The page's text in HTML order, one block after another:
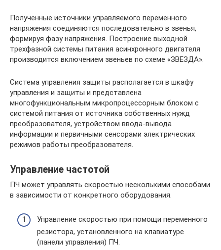
Полученные источники управляемого переменного
напряжения соединяются последовательно в звенья,
формируя фазу напряжения. Построение выходной
трехфазной системы питания асинхронного двигателя
производится включением звеньев по схеме «ЗВЕЗДА».
Система управления защиты располагается в шкафу
управления и защиты и представлена
многофункциональным микропроцессорным блоком с
системой питания от источника собственных нужд
преобразователя, устройством ввода-вывода
информации и первичными сенсорами электрических
режимов работы преобразователя.
Управление частотой
ПЧ может управлять скоростью несколькими способами
в зависимости от конкретного оборудования.
Управление скоростью при помощи переменного
резистора, установленного на клавиатуре
(панели управления) ПЧ.